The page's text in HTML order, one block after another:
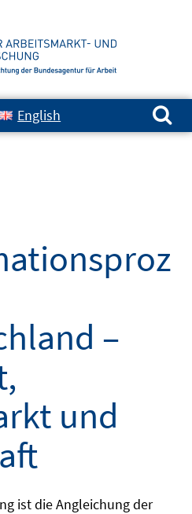
English
Suchen nach:
–
und
ist die Angleichung der